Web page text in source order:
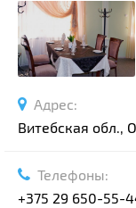
Адрес:
Витебская обл.,
Телефоны:
+375 29 650-55-